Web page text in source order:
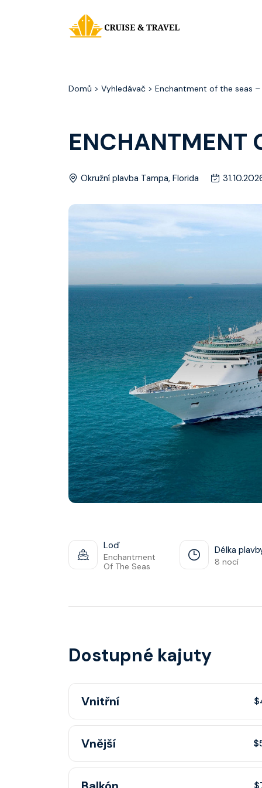
Domů > Vyhledávač > Enchantment of the seas
ENCHANTMENT
Okružní plavba Tampa, Florida
Loď
Enchantment
Of The Seas
Délka
8 nocí
Dostupné kajuty
Vnitřní
Vnitřní kajuta poskytuje pohovku, fén,
sprchou, šatnu, nastavitelnou klimatizaci,
telefon, noční stolky, trezor.
Vnější
Vnější kajuta s oknem poskytuje pohovku,